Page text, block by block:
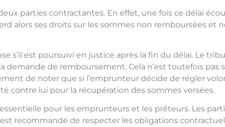
parties contractantes. En effet, une fois ce délai
alors ses droits sur les sommes non remboursées et
s’il est poursuivi en justice après la fin du délai. Le
de remboursement. Cela n’est toutefois pas
de noter que si l’emprunteur décide de régler
contre lui pour la récupération des sommes versées.
pour les emprunteurs et les prêteurs. Les
recommandé de respecter les obligations